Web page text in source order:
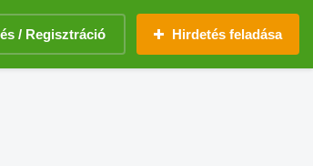
/ Regisztráció Hirdetés feladása